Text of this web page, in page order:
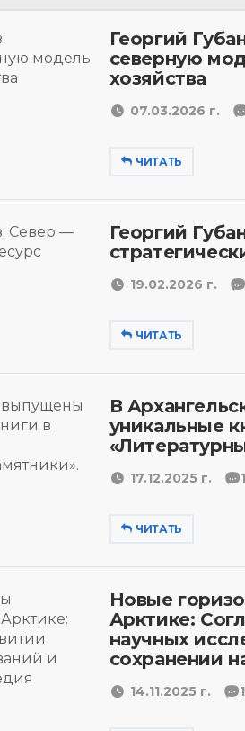
Георгий
северную
хозяйства
07.03.2026 г.
ЧИТАТЬ
Георгий
19.02.2026 г.
ЧИТАТЬ
В
уникальные
17.12.2025 г.
ЧИТАТЬ
Новые
Арктике:
научных
сохранении
14.11.2025 г.